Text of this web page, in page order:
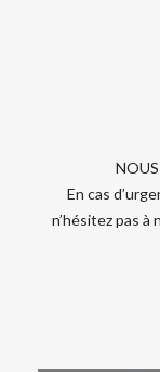
En cas
n’hésitez pas